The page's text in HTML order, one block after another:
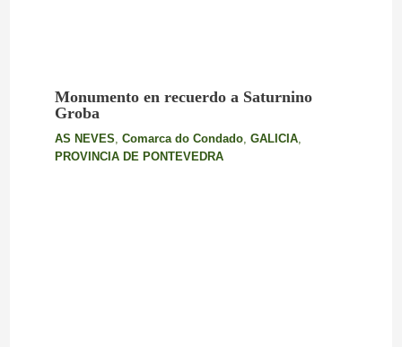
Monumento en recuerdo a Saturnino
Groba
AS NEVES, Comarca do Condado, GALICIA,
PROVINCIA DE PONTEVEDRA